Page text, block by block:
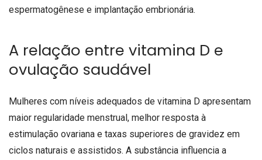
espermatogênese e implantação embrionária.
A relação entre vitamina D e
ovulação saudável
Mulheres com níveis adequados de vitamina D apresentam
maior regularidade menstrual, melhor resposta à
estimulação ovariana e taxas superiores de gravidez em
ciclos naturais e assistidos. A substância influencia a